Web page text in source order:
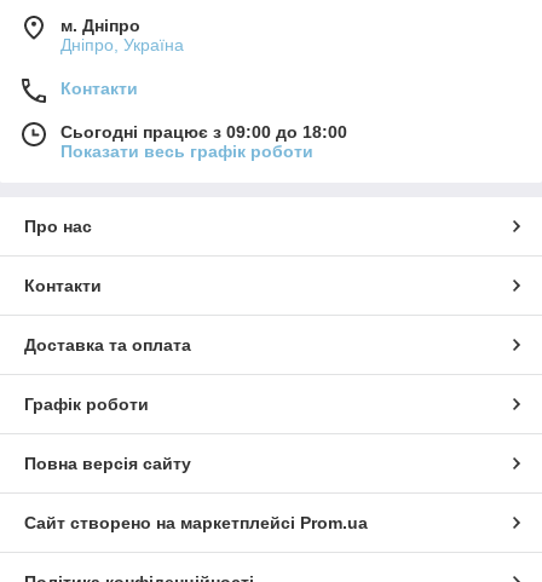
м. Дніпро
Дніпро, Україна
Контакти
Сьогодні працює з 09:00 до 18:00
Показати весь графік роботи
Про нас
Контакти
Доставка та оплата
Графік роботи
Повна версія сайту
Сайт створено на маркетплейсі Prom.ua